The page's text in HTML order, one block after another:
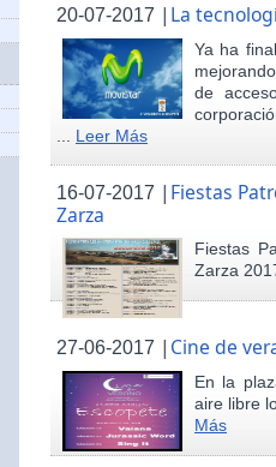
20-07-2017 | La
Ya ha
de
Leer Más
16-07-2017 | Fiestas
Zarza
Fiestas
Zarza
27-06-2017 | Cine de
En la
aire libre
Más